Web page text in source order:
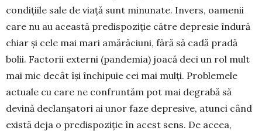
condițiile sale de viață sunt minu­nate. Invers, oamenii
care nu au aceas­tă predispoziție către depresie îndură
chiar și cele mai mari amărăciuni, fără să cadă pradă
bolii. Factorii externi (pandemia) joacă deci un rol mult
mai mic decât își închipuie cei mai mulți. Problemele
actuale cu care ne confruntăm pot mai degrabă să
devină declanșatori ai unor faze depresive, atunci când
există deja o predispoziție în acest sens. De aceea,